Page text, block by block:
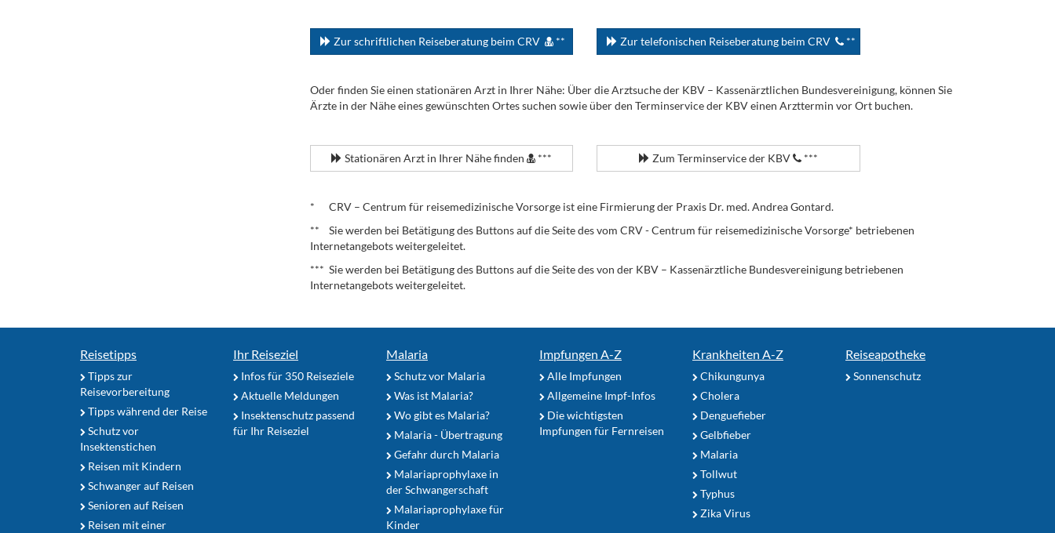
Zur schriftlichen Reiseberatung beim CRV ** Zur telefonischen Reiseberatung beim CRV **
Oder finden Sie einen stationären Arzt in Ihrer Nähe: Über die Arztsuche der KBV – Kassenärztlichen Bundesvereinigung, können Sie
Ärzte in der Nähe eines gewünschten Ortes suchen sowie über den Terminservice der KBV einen Arzttermin vor Ort buchen.
Stationären Arzt in Ihrer Nähe finden *** Zum Terminservice der KBV ***
* CRV – Centrum für reisemedizinische Vorsorge ist eine Firmierung der Praxis Dr. med. Andrea Gontard.
** Sie werden bei Betätigung des Buttons auf die Seite des vom CRV - Centrum für reisemedizinische Vorsorge* betriebenen
Internetangebots weitergeleitet.
*** Sie werden bei Betätigung des Buttons auf die Seite des von der KBV – Kassenärztliche Bundesvereinigung betriebenen
Internetangebots weitergeleitet.
Reisetipps
Tipps zur
Reisevorbereitung
Tipps während der Reise
Schutz vor
Insektenstichen
Reisen mit Kindern
Schwanger auf Reisen
Senioren auf Reisen
Reisen mit einer
Ihr Reiseziel
Infos für 350 Reiseziele
Aktuelle Meldungen
Insektenschutz passend
für Ihr Reiseziel
Malaria
Schutz vor Malaria
Was ist Malaria?
Wo gibt es Malaria?
Malaria - Übertragung
Gefahr durch Malaria
Malariaprophylaxe in
der Schwangerschaft
Malariaprophylaxe für
Kinder
Impfungen A-Z
Alle Impfungen
Allgemeine Impf-Infos
Die wichtigsten
Impfungen für Fernreisen
Krankheiten A-Z
Chikungunya
Cholera
Denguefieber
Gelbfieber
Malaria
Tollwut
Typhus
Zika Virus
Reiseapotheke
Sonnenschutz